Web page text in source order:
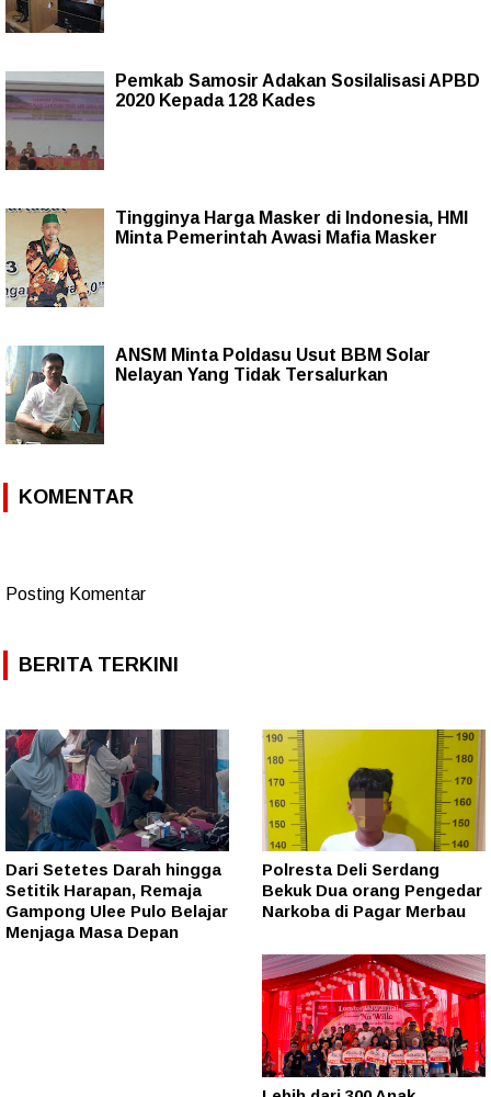
Pemkab Samosir Adakan Sosilalisasi APBD
2020 Kepada 128 Kades
Tingginya Harga Masker di Indonesia, HMI
Minta Pemerintah Awasi Mafia Masker
ANSM Minta Poldasu Usut BBM Solar
Nelayan Yang Tidak Tersalurkan
KOMENTAR
Posting Komentar
BERITA TERKINI
Dari Setetes Darah hingga
Setitik Harapan, Remaja
Gampong Ulee Pulo Belajar
Menjaga Masa Depan
Polresta Deli Serdang
Bekuk Dua orang Pengedar
Narkoba di Pagar Merbau